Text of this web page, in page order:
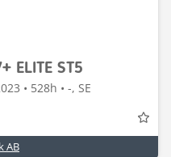
ELITE ST5
• 528h • -, SE
AB